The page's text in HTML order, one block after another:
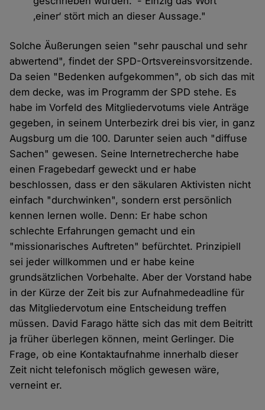
‚einer‘ stört mich an dieser Aussage."
Solche Äußerungen seien "sehr pauschal und sehr
abwertend", findet der SPD-Ortsvereinsvorsitzende.
Da seien "Bedenken aufgekommen", ob sich das mit
dem decke, was im Programm der SPD stehe. Es
habe im Vorfeld des Mitgliedervotums viele Anträge
gegeben, in seinem Unterbezirk drei bis vier, in ganz
Augsburg um die 100. Darunter seien auch "diffuse
Sachen" gewesen. Seine Internetrecherche habe
einen Fragebedarf geweckt und er habe
beschlossen, dass er den säkularen Aktivisten nicht
einfach "durchwinken", sondern erst persönlich
kennen lernen wolle. Denn: Er habe schon
schlechte Erfahrungen gemacht und ein
"missionarisches Auftreten" befürchtet. Prinzipiell
sei jeder willkommen und er habe keine
grundsätzlichen Vorbehalte. Aber der Vorstand habe
in der Kürze der Zeit bis zur Aufnahmedeadline für
das Mitgliedervotum eine Entscheidung treffen
müssen. David Farago hätte sich das mit dem Beitritt
ja früher überlegen können, meint Gerlinger. Die
Frage, ob eine Kontaktaufnahme innerhalb dieser
Zeit nicht telefonisch möglich gewesen wäre,
verneint er.